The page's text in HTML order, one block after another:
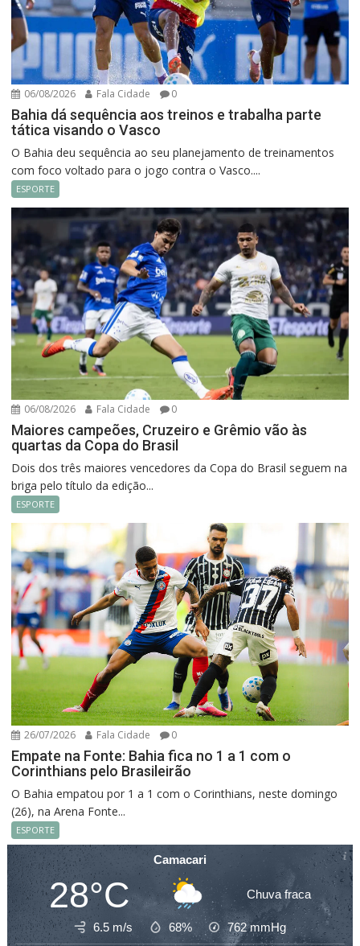
06/08/2026 Fala Cidade 0
Bahia dá sequência aos treinos e trabalha parte
tática visando o Vasco
O Bahia deu sequência ao seu planejamento de treinamentos
com foco voltado para o jogo contra o Vasco....
ESPORTE
06/08/2026 Fala Cidade 0
Maiores campeões, Cruzeiro e Grêmio vão às
quartas da Copa do Brasil
Dois dos três maiores vencedores da Copa do Brasil seguem na
briga pelo título da edição...
ESPORTE
26/07/2026 Fala Cidade 0
Empate na Fonte: Bahia fica no 1 a 1 com o
Corinthians pelo Brasileirão
O Bahia empatou por 1 a 1 com o Corinthians, neste domingo
(26), na Arena Fonte...
ESPORTE
Camacari
28°C Chuva fraca
6.5 m/s 68% 762mmHg